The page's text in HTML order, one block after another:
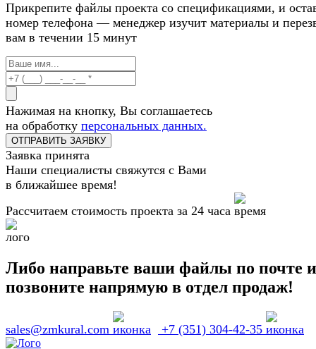
Прикрепите файлы проекта со спецификациями, и
номер телефона — менеджер изучит материалы и
вам в течении 15 минут
Нажимая на кнопку, Вы соглашаетесь
на обработку персональных данных.
Заявка принята
Наши специалисты свяжутся с Вами
в ближайшее время!
Рассчитаем стоимость проекта за 24 часа
Либо направьте ваши файлы по почте и
позвоните напрямую в отдел продаж!
sales@zmkural.com +7 (351) 304-42-35